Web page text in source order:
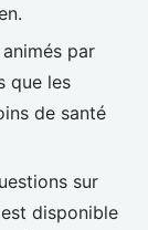
par
que les
de santé
sur
disponible